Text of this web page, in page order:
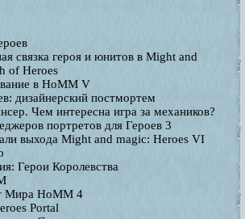
связка героя и юнитов в Might and
of Heroes
в HoMM V
дизайнерский постмортем
Чем интересна игра за механиков?
портретов для Героев 3
выхода Might and magic: Heroes VI
Герои Королевства
Мира HoMM 4
Portal